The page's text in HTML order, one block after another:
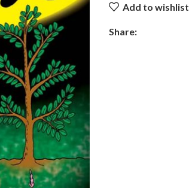
Add to wishlist
Share: